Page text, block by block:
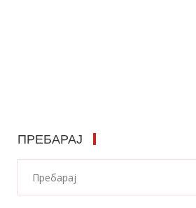
ПРЕБАРАЈ